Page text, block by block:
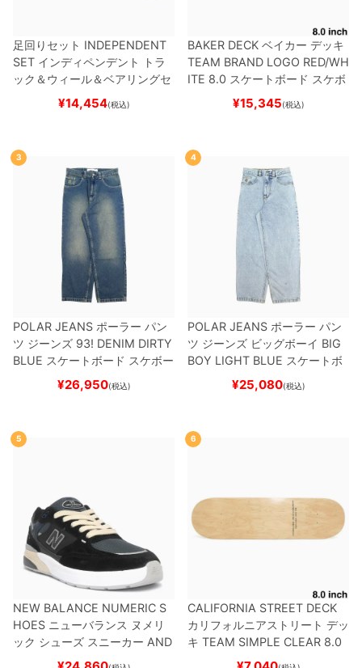
足回りセット INDEPENDENT
SET インディペンデント
トラ
ック＆ウィール＆ベアリングセ
（トリック用）
ード スケボー
¥14,454(税込)
BAKER DECK ベイカー デッキ
TEAM BRAND LOGO RED/WH
ITE 8.0 スケートボード スケボ
¥15,345(税込)
3
POLAR JEANS ポーラー パン
ツ ジーンズ 93! DENIM DIRTY
BLUE スケートボード スケボー
¥26,950(税込)
4
POLAR JEANS ポーラー パン
ツ ジーンズ ビッグボーイ BIG
BOY LIGHT BLUE スケートボ
ード スケボー
¥25,080(税込)
5
NEW BALANCE NUMERIC S
HOES ニューバランス ヌメリ
ック シューズ スニーカー AND
REW REYNOLDS 933
6
CALIFORNIA STREET DECK
カリフォルニアストリート デッ
キ TEAM SIMPLE CLEAR 8.0
ブランク（DSM）